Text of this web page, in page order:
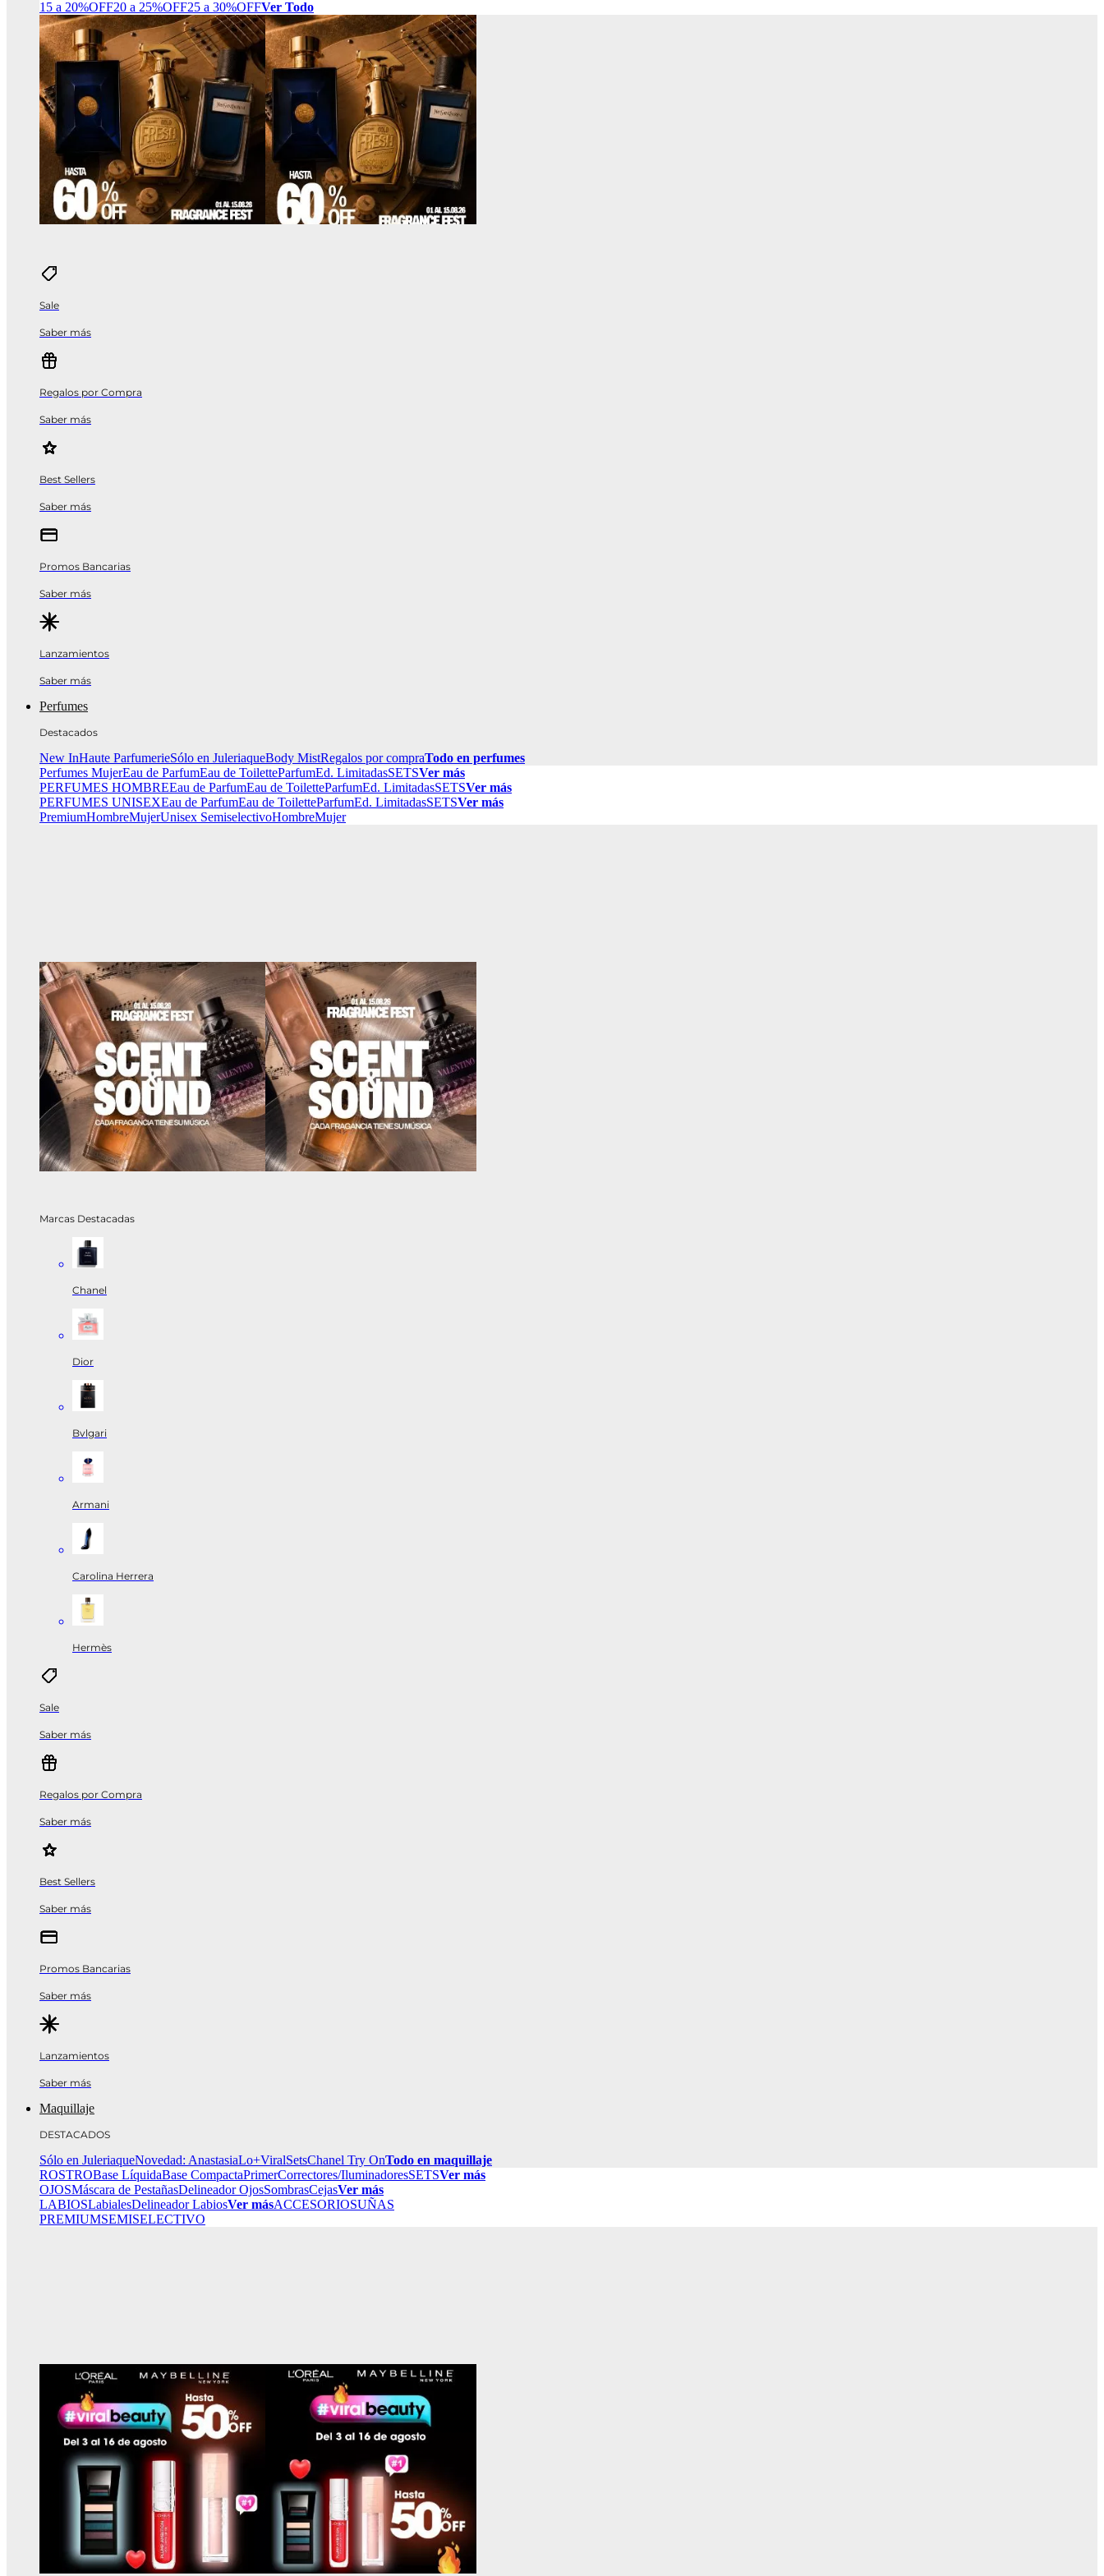
15 a 20%OFF20 a 25%OFF25 a 30%OFFVer Todo
Sale
Saber más
Regalos por Compra
Saber más
Best Sellers
Saber más
Promos Bancarias
Saber más
Lanzamientos
Saber más
Perfumes
Destacados
New InHaute ParfumerieSólo en JuleriaqueBody MistRegalos por compraTodo en perfumes
Perfumes MujerEau de ParfumEau de ToiletteParfumEd. LimitadasSETSVer más
PERFUMES HOMBREEau de ParfumEau de ToiletteParfumEd. LimitadasSETSVer más
PERFUMES UNISEXEau de ParfumEau de ToiletteParfumEd. LimitadasSETSVer más
PremiumHombreMujerUnisex SemiselectivoHombreMujer
Marcas Destacadas
Chanel
Dior
Bvlgari
Armani
Carolina Herrera
Hermès
Sale
Saber más
Regalos por Compra
Saber más
Best Sellers
Saber más
Promos Bancarias
Saber más
Lanzamientos
Saber más
Maquillaje
DESTACADOS
Sólo en JuleriaqueNovedad: AnastasiaLo+ViralSetsChanel Try OnTodo en maquillaje
ROSTROBase LíquidaBase CompactaPrimerCorrectores/IluminadoresSETSVer más
OJOSMáscara de PestañasDelineador OjosSombrasCejasVer más
LABIOSLabialesDelineador LabiosVer másACCESORIOSUÑAS
PREMIUMSEMISELECTIVO